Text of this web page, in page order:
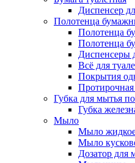
Диспенсер
Полотенца
Полотенца
Полотенца
Диспенсеры
Всё для
Покрытия
Протирочная
Губка для мытья
Губка
Мыло
Мыло
Мыло
Дозатор для